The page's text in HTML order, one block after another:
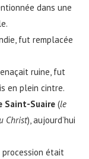
dans une
fut remplacée
ruine, fut
en plein cintre.
Saint-Suaire (le
Christ), aujourd’hui
procession était